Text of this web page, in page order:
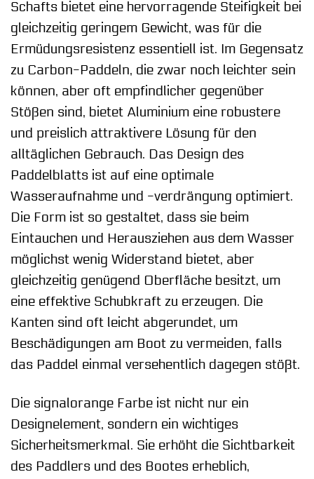
Schafts bietet eine hervorragende Steifigkeit bei
gleichzeitig geringem Gewicht, was für die
Ermüdungsresistenz essentiell ist. Im Gegensatz
zu Carbon-Paddeln, die zwar noch leichter sein
können, aber oft empfindlicher gegenüber
Stößen sind, bietet Aluminium eine robustere
und preislich attraktivere Lösung für den
alltäglichen Gebrauch. Das Design des
Paddelblatts ist auf eine optimale
Wasseraufnahme und -verdrängung optimiert.
Die Form ist so gestaltet, dass sie beim
Eintauchen und Herausziehen aus dem Wasser
möglichst wenig Widerstand bietet, aber
gleichzeitig genügend Oberfläche besitzt, um
eine effektive Schubkraft zu erzeugen. Die
Kanten sind oft leicht abgerundet, um
Beschädigungen am Boot zu vermeiden, falls
das Paddel einmal versehentlich dagegen stößt.
Die signalorange Farbe ist nicht nur ein
Designelement, sondern ein wichtiges
Sicherheitsmerkmal. Sie erhöht die Sichtbarkeit
des Paddlers und des Bootes erheblich,